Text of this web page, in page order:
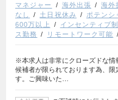
マネジャー
海外出張 海外
なし
土日祝休み ポテンシ
600万以上
インセンティブ
ス勤務
リモートワーク可能
※本求人は非常にクローズドな情
候補者が限られております為、限
す。ご興味いた…